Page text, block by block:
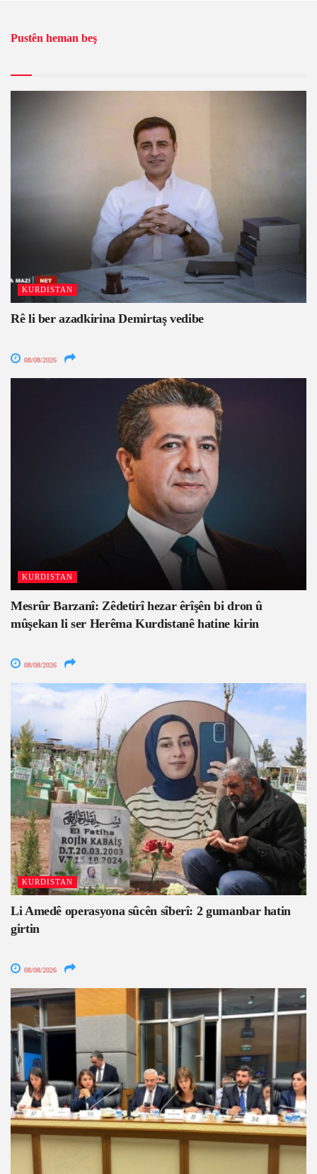
Pustên heman beş
KURDISTAN
Rê li ber azadkirina Demirtaş vedibe
08/08/2026
KURDISTAN
Mesrûr Barzanî: Zêdetirî hezar êrîşên bi dron û
mûşekan li ser Herêma Kurdistanê hatine kirin
08/08/2026
KURDISTAN
Li Amedê operasyona sûcên sîberî: 2 gumanbar hatin
girtin
08/08/2026